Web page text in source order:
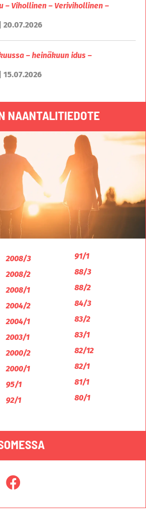
– Vihollinen – Verivihollinen –
20.07.2026
– heinäkuun idus –
NAANTALITIEDOTE
2008/3
2008/2
2008/1
2004/2
2004/1
2003/1
2000/2
2000/1
95/1
92/1
91/1
88/3
88/2
84/3
83/2
83/1
82/12
82/1
81/1
80/1